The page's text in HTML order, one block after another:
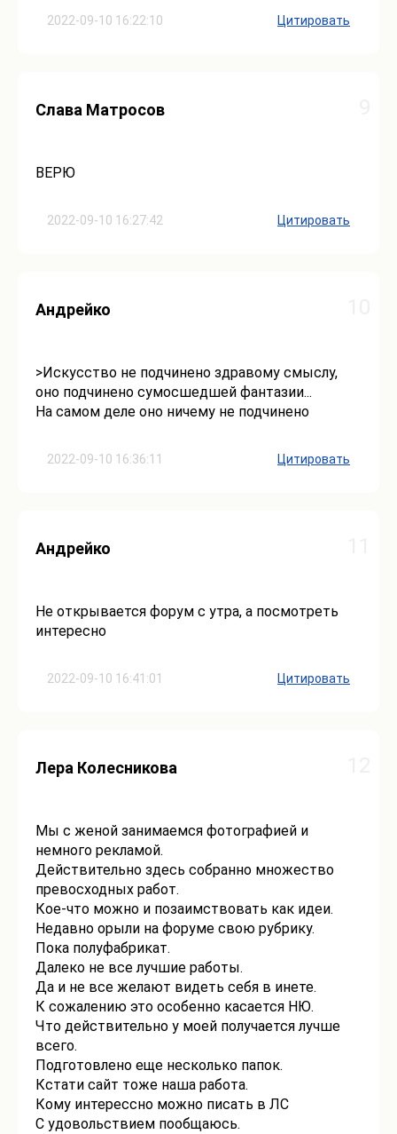
2022-09-10 16:22:10 Цитировать
2022-09-10 16:27:42
Слава Матросов
ВЕРЮ
Цитировать
2022-09-10 16:36:11
Андрейко
>Искусство не подчинено здравому смыслу,
оно подчинено сумосшедшей фантазии...
На самом деле оно ничему не подчинено
Цитировать
2022-09-10 16:41:01
Андрейко
Не открывается форум с утра, а посмотреть
интересно
Цитировать
Лера Колесникова
Мы с женой занимаемся фотографией и
немного рекламой.
Действительно здесь собранно множество
превосходных работ.
Кое-что можно и позаимствовать как идеи.
Недавно орыли на форуме свою рубрику.
Пока полуфабрикат.
Далеко не все лучшие работы.
Да и не все желают видеть себя в инете.
К сожалению это особенно касается НЮ.
Что действительно у моей получается лучше
всего.
Подготовлено еще несколько папок.
Кстати сайт тоже наша работа.
Кому интерессно можно писать в ЛС
С удовольствием пообщаюсь.